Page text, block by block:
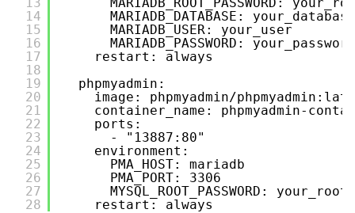
14
15
16
17
18
19
20
21
22
23
24
25
26
27
28
MARIADB_DATABASE: your_database
MARIADB_USER: your_user
MARIADB_PASSWORD: your_password
restart: always
phpmyadmin:
image: phpmyadmin/
container_name: phpmyadmin-
ports:
- "13887:80"
environment:
PMA_HOST: mariadb
PMA_PORT: 3306
MYSQL_ROOT_PASSWORD:
restart: always